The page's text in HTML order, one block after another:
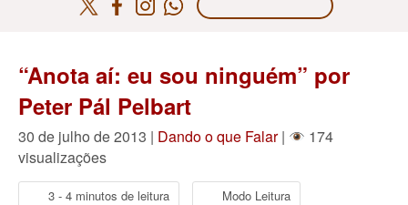
“Anota aí: eu sou ninguém” por
Peter Pál Pelbart
30 de julho de 2013 | Dando o que Falar|
174
visualizações
3 - 4 minutos de leitura Modo Leitura